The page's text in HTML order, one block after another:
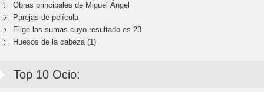
Obras principales de Miguel Ángel
Parejas de película
Elige las sumas cuyo resultado es 23
Huesos de la cabeza (1)
Top 10 Ocio: